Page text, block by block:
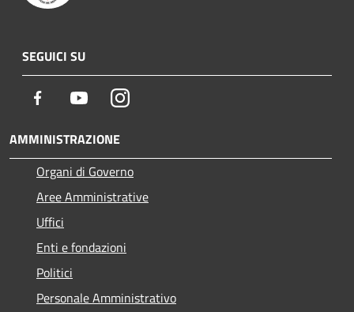
SEGUICI SU
Facebook YoutubeInstagram
AMMINISTRAZIONE
Organi di Governo
Aree Amministrative
Uffici
Enti e fondazioni
Politici
Personale Amministrativo